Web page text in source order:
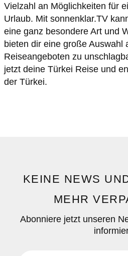
Vielzahl an Möglichkeiten für
Urlaub. Mit sonnenklar.TV
eine ganz besondere Art und
bieten dir eine große Auswahl
Reiseangeboten zu
jetzt deine Türkei Reise und
der Türkei.
KEINE NEWS
MEHR
Abonniere jetzt unseren